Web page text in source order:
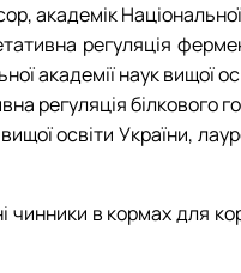
академік
регуляція
академії наук вищої
регуляція білкового
освіти України,
чинники в кормах для